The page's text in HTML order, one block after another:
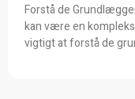
Forstå de
kan være en
vigtigt at forstå de